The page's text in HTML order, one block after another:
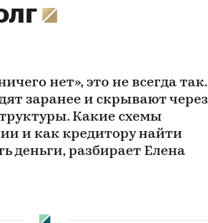
нет», это не всегда так.
заранее и скрывают через
Какие схемы
и как кредитору найти
деньги, разбирает Елена